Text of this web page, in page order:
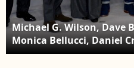
Michael G. Wilson, Dave
Monica Bellucci, Daniel
Mendes, Naomie Harris,